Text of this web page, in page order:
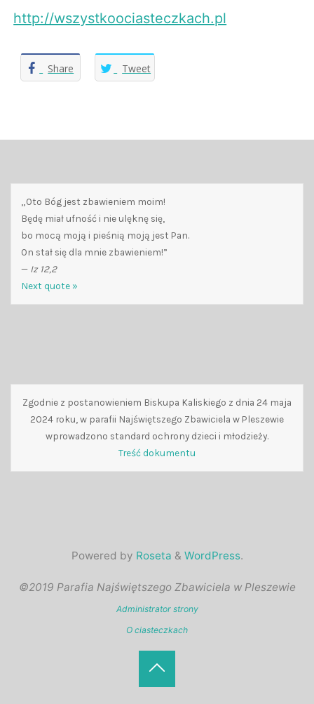
http://wszystkoociasteczkach.pl
Share Tweet
„Oto Bóg jest zbawieniem moim!
Będę miał ufność i nie ulęknę się,
bo mocą moją i pieśnią moją jest Pan.
On stał się dla mnie zbawieniem!”
— Iz 12,2
Next quote »
Zgodnie z postanowieniem Biskupa Kaliskiego z dnia 24 maja
2024 roku, w parafii Najświętszego Zbawiciela w Pleszewie
wprowadzono standard ochrony dzieci i młodzieży.
Treść dokumentu
Powered by Roseta & WordPress.
©2019 Parafia Najświętszego Zbawiciela w Pleszewie
Administrator strony
O ciasteczkach
Back